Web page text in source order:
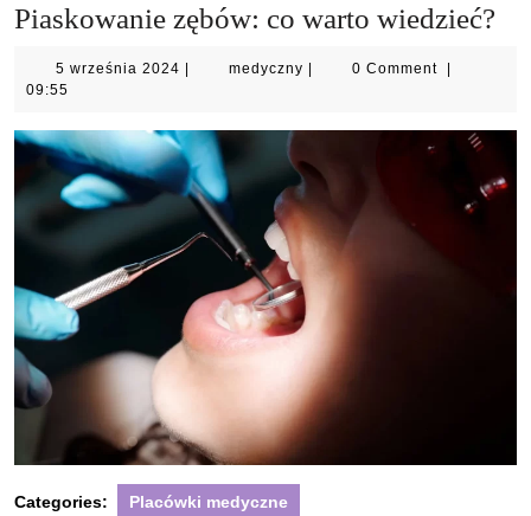
Piaskowanie zębów: co warto wiedzieć?
5 września 2024 5
medyczny medyczny0 Comment
09:55
Categories: Placówki medyczne